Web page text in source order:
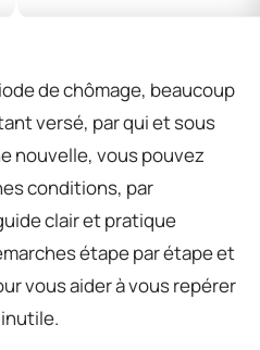
de chômage, beaucoup
versé, par qui et sous
nouvelle, vous pouvez
conditions, par
clair et pratique
étape par étape et
vous aider à vous repérer